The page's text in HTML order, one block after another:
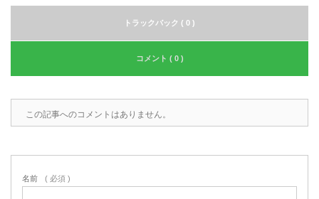
トラックバック ( 0 )
コメント ( 0 )
この記事へのコメントはありません。
名前 ( 必須 )